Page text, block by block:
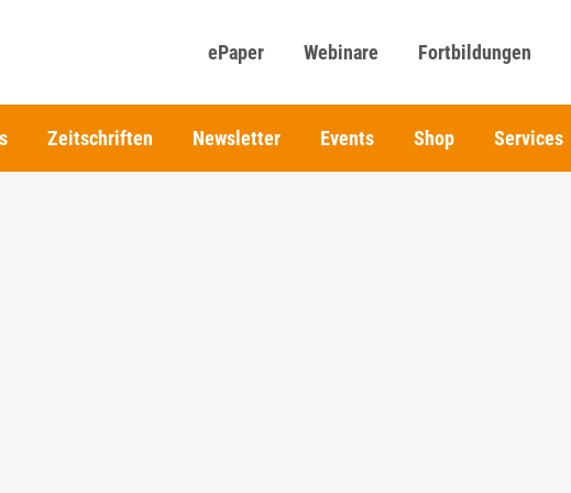
ePaper Webinare Fortbildungen
Zeitschriften Newsletter Events Shop Services